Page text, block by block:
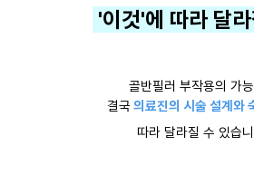
'이것'에 따라 달
골반필러 부작용의 가
결국 의료진의 시술 설계와
따라 달라질 수 있습